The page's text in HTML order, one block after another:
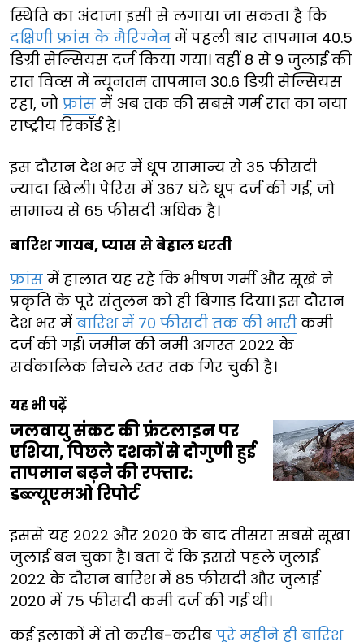
स्थिति का अंदाजा इसी से लगाया जा सकता है कि
दक्षिणी फ्रांस के मैरिग्नेन में पहली बार तापमान 40.5
डिग्री सेल्सियस दर्ज किया गया। वहीं 8 से 9 जुलाई की
रात विव्स में न्यूनतम तापमान 30.6 डिग्री सेल्सियस
रहा, जो फ्रांस में अब तक की सबसे गर्म रात का नया
राष्ट्रीय रिकॉर्ड है।
इस दौरान देश भर में धूप सामान्य से 35 फीसदी
ज्यादा खिली। पेरिस में 367 घंटे धूप दर्ज की गई, जो
सामान्य से 65 फीसदी अधिक है।
बारिश गायब, प्यास से बेहाल धरती
फ्रांस में हालात यह रहे कि भीषण गर्मी और सूखे ने
प्रकृति के पूरे संतुलन को ही बिगाड़ दिया। इस दौरान
देश भर में बारिश में 70 फीसदी तक की भारी कमी
दर्ज की गई। जमीन की नमी अगस्त 2022 के
सर्वकालिक निचले स्तर तक गिर चुकी है।
यह भी पढ़ें
जलवायु संकट की फ्रंटलाइन पर
एशिया, पिछले दशकों से दोगुणी हुई
तापमान बढ़ने की रफ्तार:
डब्ल्यूएमओ रिपोर्ट
इससे यह 2022 और 2020 के बाद तीसरा सबसे सूखा
जुलाई बन चुका है। बता दें कि इससे पहले जुलाई
2022 के दौरान बारिश में 85 फीसदी और जुलाई
2020 में 75 फीसदी कमी दर्ज की गई थी।
कई इलाकों में तो करीब-करीब पूरे महीने ही बारिश